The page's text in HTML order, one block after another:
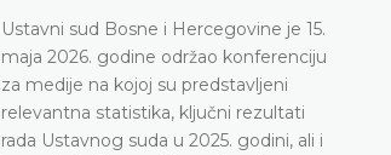
Ustavni sud Bosne i Hercegovine je 15.
maja 2026. godine održao konferenciju
za medije na kojoj su predstavljeni
relevantna statistika, ključni rezultati
rada Ustavnog suda u 2025. godini, ali i